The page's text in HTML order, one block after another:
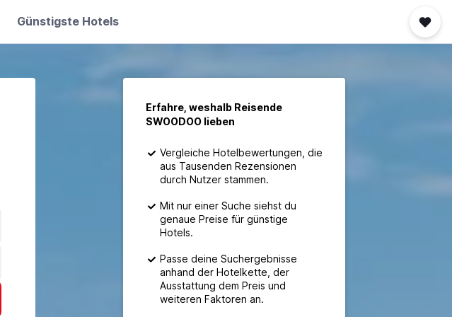
Günstigste Hotels
Erfahre, weshalb Reisende
SWOODOO lieben
Vergleiche Hotelbewertungen, die
aus Tausenden Rezensionen
durch Nutzer stammen.
Mit nur einer Suche siehst du
genaue Preise für günstige
Hotels.
Passe deine Suchergebnisse
anhand der Hotelkette, der
Ausstattung dem Preis und
weiteren Faktoren an.